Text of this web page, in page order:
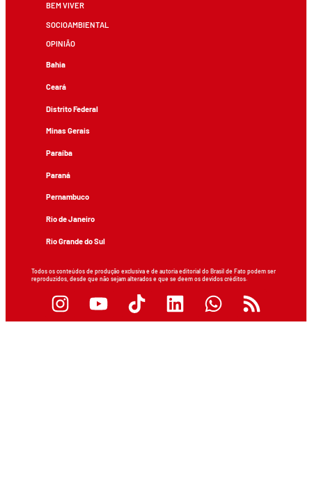
BEM VIVER
SOCIOAMBIENTAL
OPINIÃO
Bahia
Ceará
Distrito Federal
Minas Gerais
Paraíba
Paraná
Pernambuco
Rio de Janeiro
Rio Grande do Sul
Todos os conteúdos de produção exclusiva e de autoria editorial do Brasil de Fato podem ser
reproduzidos, desde que não sejam alterados e que se deem os devidos créditos.